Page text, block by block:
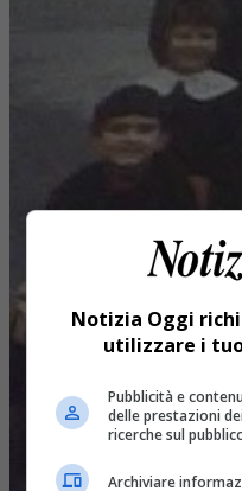
Notizia Oggi
utilizzare i
Pubblicità e
delle prestazioni
ricerche sul
Archiviare